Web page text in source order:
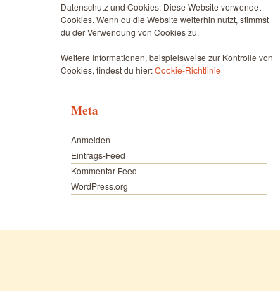
Datenschutz und Cookies: Diese Website verwendet
Cookies. Wenn du die Website weiterhin nutzt, stimmst
du der Verwendung von Cookies zu.
Weitere Informationen, beispielsweise zur Kontrolle von
Cookies, findest du hier:Cookie-Richtlinie
Meta
Anmelden
Eintrags-Feed
Kommentar-Feed
WordPress.org